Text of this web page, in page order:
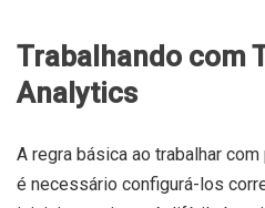
Trabalhando com
Analytics
A regra básica ao trabalhar
é necessário configurá-los